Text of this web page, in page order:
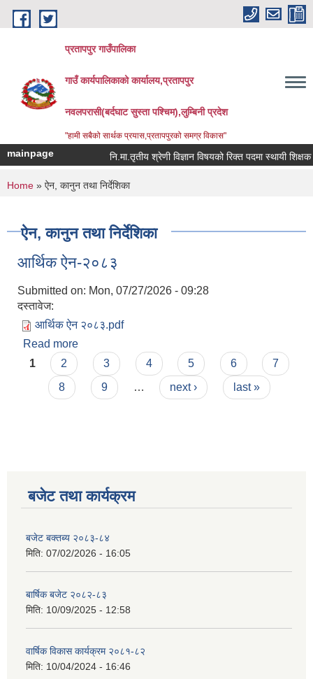
Skip to main content
प्रतापपुर गाउँपालिका
गाउँ कार्यपालिकाको कार्यालय,प्रतापपुर
नवलपरासी(बर्दघाट सुस्ता पश्चिम),लुम्बिनी प्रदेश
"हामी सबैको सार्थक प्रयास,प्रतापपुरको समग्र विकास"
mainpage नि.मा.तृतीय श्रेणी विज्ञान विषयको रिक्त पदमा स्थायी शिक्षक
You are here
Home » ऐन, कानुन तथा निर्देशिका
ऐन, कानुन तथा निर्देशिका
आर्थिक ऐन-२०८३
Submitted on: Mon, 07/27/2026 - 09:28
दस्तावेज:
आर्थिक ऐन २०८३.pdf
Read more
Pages
1 2 3 4 5 6
7
8
9 … next › last »
बजेट तथा कार्यक्रम
बजेट बक्तब्य २०८३-८४
मिति: 07/02/2026 - 16:05
बार्षिक बजेट २०८२-८३
मिति: 10/09/2025 - 12:58
वार्षिक विकास कार्यक्रम २०८१-८२
मिति: 10/04/2024 - 16:46